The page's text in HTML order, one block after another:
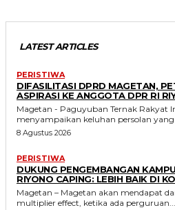
LATEST ARTICLES
PERISTIWA
DIFASILITASI DPRD MAGETAN,
ASPIRASI KE ANGGOTA DPR RI
Magetan - Paguyuban Ternak Rakyat
menyampaikan keluhan persolan yang
8 Agustus 2026
PERISTIWA
DUKUNG PENGEMBANGAN
RIYONO CAPING: LEBIH BAIK DI
Magetan – Magetan akan mendapat
multiplier effect, ketika ada perguruan...